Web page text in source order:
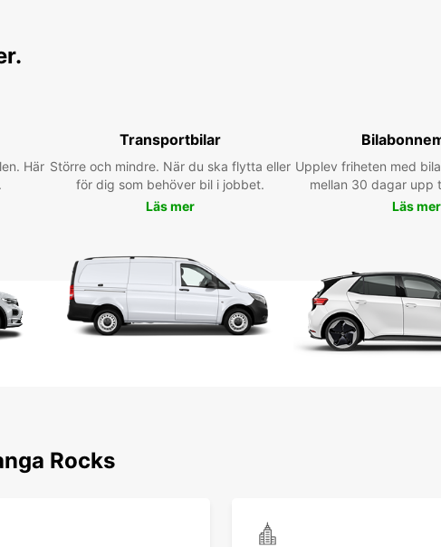
Här
Transportbilar
Större och mindre. När du ska flytta eller
för dig som behöver bil i jobbet.
Läs mer
Upplev friheten med
mellan 30 dagar upp
Läs mer
Rocks